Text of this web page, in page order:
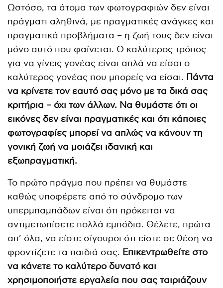
Ωστόσο, τα άτομα των φωτογραφιών δεν είναι
πράγματι αληθινά, με πραγματικές ανάγκες και
πραγματικά προβλήματα – η ζωή τους δεν είναι
μόνο αυτό που φαίνεται. Ο καλύτερος τρόπος
για να γίνεις γονέας είναι απλά να είσαι ο
καλύτερος γονέας που μπορείς να είσαι. Πάντα
να κρίνετε τον εαυτό σας μόνο με τα δικά σας
κριτήρια – όχι των άλλων. Να θυμάστε ότι οι
εικόνες δεν είναι πραγματικές και ότι κάποιες
φωτογραφίες μπορεί να απλώς να κάνουν τη
γονική ζωή να μοιάζει ιδανική και
εξωπραγματική.
Το πρώτο πράγμα που πρέπει να θυμάστε
καθώς υποφέρετε από το σύνδρομο των
υπερμπαμπάδων είναι ότι πρόκειται να
αντιμετωπίσετε πολλά εμπόδια. Θέλετε, πρώτα
απ’ όλα, να είστε σίγουροι ότι είστε σε θέση να
φροντίζετε τα παιδιά σας. Επικεντρωθείτε στο
να κάνετε το καλύτερο δυνατό και
χρησιμοποιήστε εργαλεία που σας ταιριάζουν